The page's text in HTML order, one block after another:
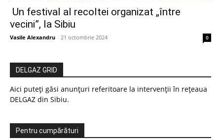
Un festival al recoltei organizat „între
vecini”, la Sibiu
Vasile Alexandru - 21 octombrie 2024 0
DELGAZ GRID
Aici puteți găsi anunțuri referitoare la intervenții în rețeaua
DELGAZ din Sibiu.
Pentru cumpărături